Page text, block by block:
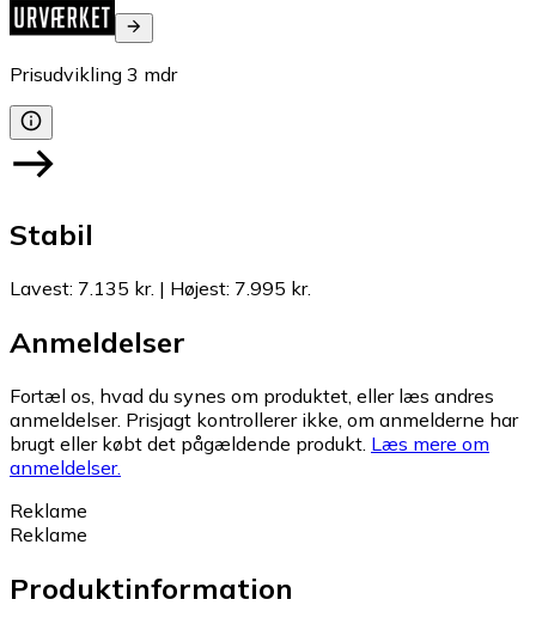
Prisudvikling 3 mdr
Stabil
Lavest: 7.135 kr. | Højest: 7.995 kr.
Anmeldelser
Fortæl os, hvad du synes om produktet, eller læs andres
anmeldelser. Prisjagt kontrollerer ikke, om anmelderne har
brugt eller købt det pågældende produkt. Læs mere om
anmeldelser.
Reklame
Reklame
Produktinformation